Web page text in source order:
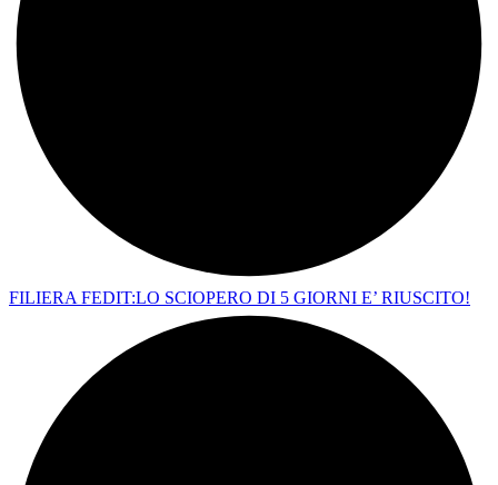
FILIERA FEDIT:LO SCIOPERO DI 5 GIORNI E’ RIUSCITO!